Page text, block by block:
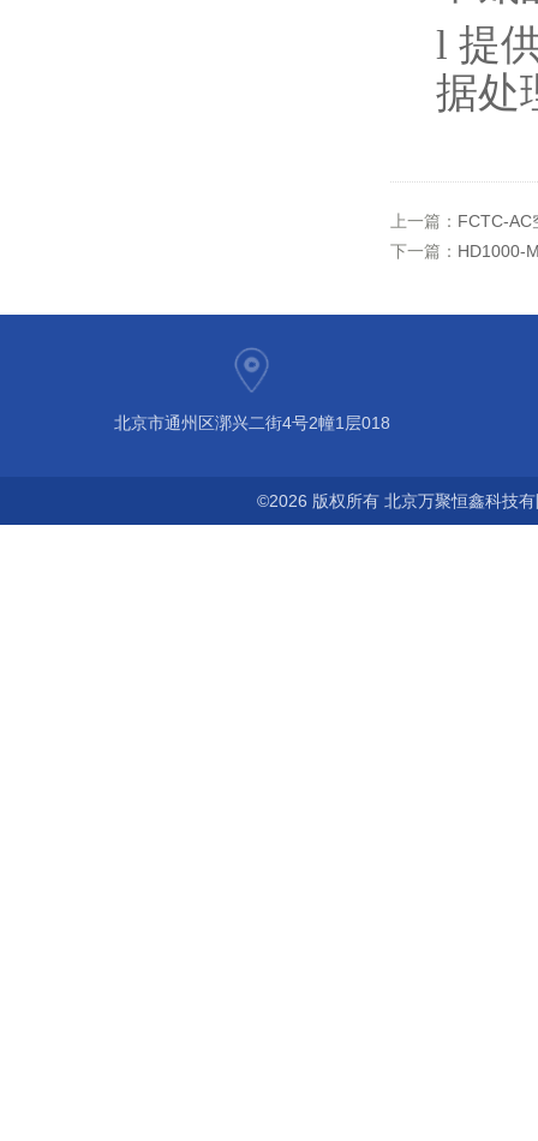
l 提
据处
上一篇： FCTC-AC
下一篇： HD1000-
北京市通州区漷兴二街4号2幢1层018
©2026 版权所有 北京万聚恒鑫科技